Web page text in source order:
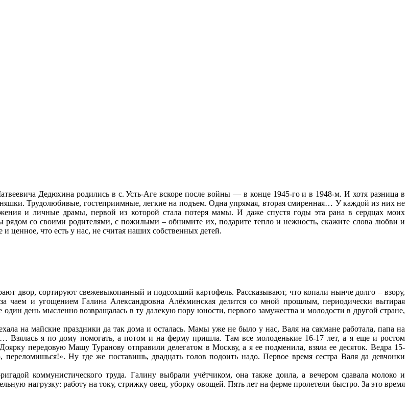
Дедюхина родились в с. Усть-Аге вскоре после войны — в конце 1945-го и в 1948-м. И хотя разница в
Трудолюбивые, гостеприимные, легкие на подъем. Одна упрямая, вторая смиренная… У каждой из них не
и личные драмы, первой из которой стала потеря мамы. И даже спустя годы эта рана в сердцах моих
рядом со своими родителями, с пожилыми – обнимите их, подарите тепло и нежность, скажите слова любви и
ценное, что есть у нас, не считая наших собственных детей.
двор, сортируют свежевыкопанный и подсохший картофель. Рассказывают, что копали нынче долго – взору,
чаем и угощением Галина Александровна Алёкминская делится со мной прошлым, периодически вытирая
день мысленно возвращалась в ту далекую пору юности, первого замужества и молодости в другой стране,
на майские праздники да так дома и осталась. Мамы уже не было у нас, Валя на сакмане работала, папа на
Взялась я по дому помогать, а потом и на ферму пришла. Там все молоденькие 16-17 лет, а я еще и ростом
передовую Машу Туранову отправили делегатом в Москву, а я ее подменила, взяла ее десяток. Ведра 15-
Ну где же поставишь, двадцать голов подоить надо. Первое время сестра Валя да девчонки
коммунистического труда. Галину выбрали учётчиком, она также доила, а вечером сдавала молоко и
нагрузку: работу на току, стрижку овец, уборку овощей. Пять лет на ферме пролетели быстро. За это время